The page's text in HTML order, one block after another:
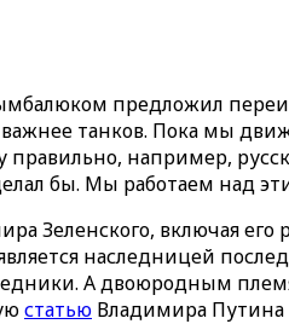
предложил
важнее танков. Пока мы
например,
бы. Мы работаем над
Зеленского, включая его
наследницей
А двоюродным
статью Владимира Путина